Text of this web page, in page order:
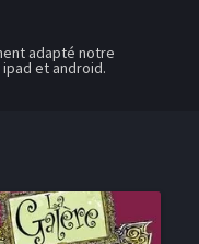
adapté notre
et android.